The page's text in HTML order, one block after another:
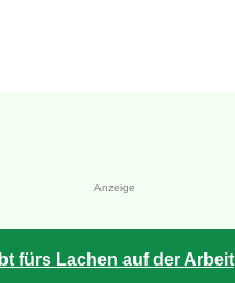
Anzeige
fürs Lachen auf der Arbeit